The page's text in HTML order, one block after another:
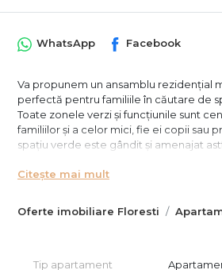
Oferte imobiliare Floresti
WhatsApp Facebook
Va propunem un ansamblu rezidențial
perfectă pentru familiile în căutare de
Toate zonele verzi și funcțiunile sunt
familiilor și a celor mici, fie ei copii sau
spațiu verde este gândit și amenajat
crească nivelul de calitate a vieții
așteaptă o selecție de 218
centrala pe bloc și încălzire în
Ansamblul este amplasat în imediata
Citește mai mult
Tip apartament